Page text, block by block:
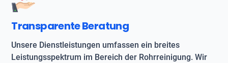
Transparente Beratung
Unsere Dienstleistungen umfassen ein breites
Leistungsspektrum im Bereich der Rohrreinigung. Wir